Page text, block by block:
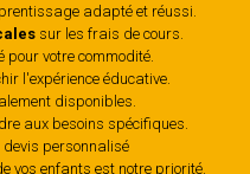
adapté et réussi.
sur les frais de cours.
pour votre commodité.
l'expérience éducative.
disponibles.
aux besoins spécifiques.
devis personnalisé
vos enfants est notre priorité.